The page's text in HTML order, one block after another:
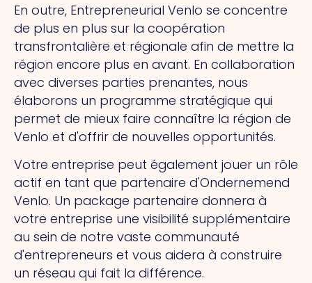
En outre, Entrepreneurial Venlo se concentre
de plus en plus sur la coopération
transfrontalière et régionale afin de mettre la
région encore plus en avant. En collaboration
avec diverses parties prenantes, nous
élaborons un programme stratégique qui
permet de mieux faire connaître la région de
Venlo et d'offrir de nouvelles opportunités.
Votre entreprise peut également jouer un rôle
actif en tant que partenaire d'Ondernemend
Venlo. Un package partenaire donnera à
votre entreprise une visibilité supplémentaire
au sein de notre vaste communauté
d'entrepreneurs et vous aidera à construire
un réseau qui fait la différence.